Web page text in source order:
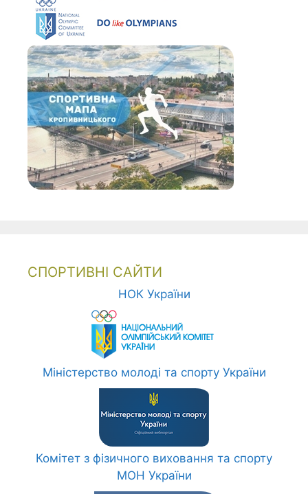
СПОРТИВНІ САЙТИ
НОК України
Міністерство молоді та спорту України
Комітет з фізичного виховання та спорту
МОН України